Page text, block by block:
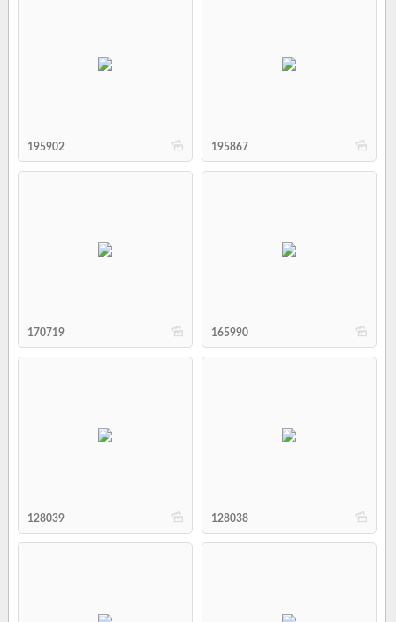
b
195902 b
195867
b
170719 b
165990
b
128039 b
128038